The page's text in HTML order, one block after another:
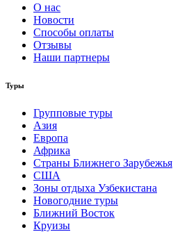
О нас
Новости
Способы оплаты
Отзывы
Наши партнеры
Туры
Групповые туры
Азия
Европа
Африка
Страны Ближнего Зарубежья
США
Зоны отдыха Узбекистана
Новогодние туры
Ближний Восток
Круизы